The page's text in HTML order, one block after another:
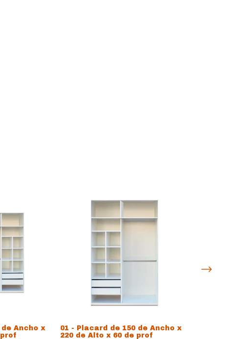
Ancho x
01 - Placard de 150 de Ancho x
220 de Alto x 60 de prof